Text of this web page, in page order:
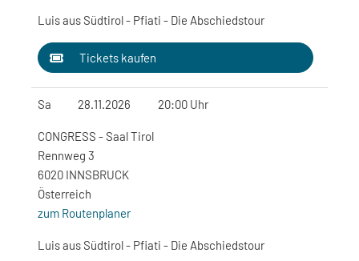
Luis aus Südtirol - Pfiati - Die Abschiedstour
Tickets kaufen
Sa 28.11.2026 20:00 Uhr
CONGRESS - Saal Tirol
Rennweg 3
6020 INNSBRUCK
Österreich
zum Routenplaner
Luis aus Südtirol - Pfiati - Die Abschiedstour